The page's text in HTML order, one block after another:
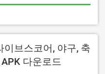
이브스코어, 야구, 축
다운로드